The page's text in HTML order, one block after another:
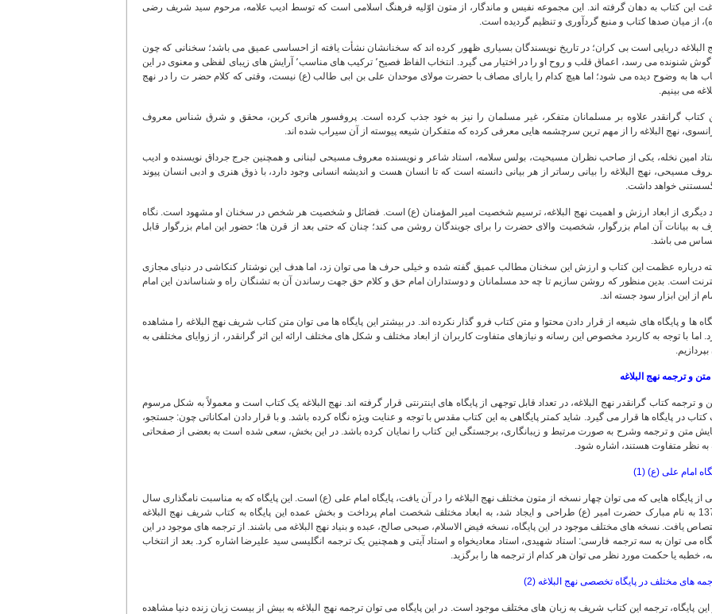
این کتاب به دهان گرفته اند. این مجموعه نفیس و ماندگار، از متون اوّلیه فرهنگ اسلامی است که توسط ادیب علامه، مرحوم سید شریف رضی
از میان صدها کتاب و منبع گردآوری و تنظیم گردیده است.
البلاغه دریایی است بی کران؛ در تاریخ نویسندگان بسیاری ظهور کرده اند که سخنانشان نشأت یافته از احساسی عمیق می باشد؛ سخنانی که چون
به گوش شنونده می رسد، اعماق قلب و روح او را در اختیار می گیرد. انتخاب الفاظ فصیح٬ ترکیب های مناسب٬ آرایش های زیبای لفظی و معنوی در این
ها به وضوح دیده می شود؛ اما هیچ کدام را یارای مصاف با حضرت مولای موحدان علی بن ابی طالب (ع) نیست، وقتی که کلام حضر ت را در نهج
می بینیم.
کتاب گرانقدر علاوه بر مسلمانان متفکر، غیر مسلمان را نیز به خود جذب کرده است. پروفسور هانری کربن، محقق و شرق شناس معروف
نهج البلاغه را از مهم ترین سرچشمه هایی معرفی کرده که متفکران شیعه پیوسته از آن سیراب شده اند.
امین نخله، یکی از صاحب نظران مسیحیت، بولس سلامه، استاد شاعر و نویسنده معروف مسیحی لبنانی و همچنین جرج جرداق نویسنده و ادیب
مسیحی، نهج البلاغه را بیانی رساتر از هر بیانی دانسته است که تا انسان هست و اندیشه انسانی وجود دارد، با ذوق هنری و ادبی انسان پیوند
خواهد داشت.
دیگری از ابعاد ارزش و اهمیت نهج البلاغه، ترسیم شخصیت امیر المؤمنان (ع) است. فضائل و شخصیت هر شخص در سخنان او مشهود است. نگاه
به بیانات آن امام بزرگوار، شخصیت والای حضرت را برای جویندگان روشن می کند؛ چنان که حتی بعد از قرن ها؛ حضور این امام بزرگوار قابل
می باشد.
درباره عظمت این کتاب و ارزش این سخنان مطالب عمیق گفته شده و خیلی حرف ها می توان زد، اما هدف این نوشتار کنکاشی در دنیای مجازی
است. بدین منظور که روشن سازیم تا چه حد مسلمانان و دوستداران امام حق و کلام حق جهت رساندن آن به تشنگان راه و شناساندن این امام
از این ابزار سود جسته اند.
ها و پایگاه های شیعه از قرار دادن محتوا و متن کتاب فرو گذار نکرده اند. در بیشتر این پایگاه ها می توان متن کتاب شریف نهج البلاغه را مشاهده
اما با توجه به کاربرد مخصوص این رسانه و نیازهای متفاوت کاربران از ابعاد مختلف و شکل های مختلف ارائه این اثر گرانقدر، از زوایای مختلفی به
بپردازیم.
و ترجمه کتاب گرانقدر نهج البلاغه، در تعداد قابل توجهی از پایگاه های اینترنتی قرار گرفته اند. نهج البلاغه یک کتاب است و معمولاً به شکل مرسوم
کتاب در پایگاه ها قرار می گیرد. شاید کمتر پایگاهی به این کتاب مقدس با توجه و عنایت ویژه نگاه کرده باشد. و با قرار دادن امکاناتی چون: جستجو،
متن و ترجمه وشرح به صورت مرتبط و زیبانگاری، برجستگی این کتاب را نمایان کرده باشد. در این بخش، سعی شده است به بعضی از صفحاتی
به نظر متفاوت هستند، اشاره شود.
امام علی (ع) (1)
از پایگاه هایی که می توان چهار نسخه از متون مختلف نهج البلاغه را در آن یافت، پایگاه امام علی (ع) است. این پایگاه که به مناسبت نامگذاری سال
1379 به نام مبارک حضرت امیر (ع) طراحی و ایجاد شد، به ابعاد مختلف شخصت امام پرداخت و بخش عمده این پایگاه به کتاب شریف نهج البلاغه
یافت. نسخه های مختلف موجود در این پایگاه، نسخه فیض الاسلام، صبحی صالح، عبده و بنیاد نهج البلاغه می باشند. از ترجمه های موجود در این
می توان به سه ترجمه فارسی: استاد شهیدی، استاد معادیخواه و استاد آیتی و همچنین یک ترجمه انگلیسی سید علیرضا اشاره کرد. بعد از انتخاب
خطبه یا حکمت مورد نظر می توان هر کدام از ترجمه ها را برگزید.
های مختلف در پایگاه تخصصی نهج البلاغه (2)
این پایگاه، ترجمه این کتاب شریف به زبان های مختلف موجود است. در این پایگاه می توان ترجمه نهج البلاغه به بیش از بیست زبان زنده دنیا مشاهده